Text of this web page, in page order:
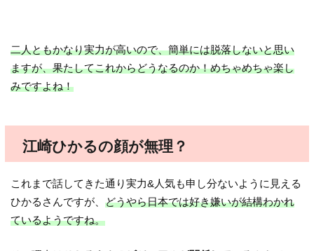
二人ともかなり実力が高いので、簡単には脱落しないと思い
ますが、果たしてこれからどうなるのか！めちゃめちゃ楽し
みですよね！
江崎ひかるの顔が無理？
これまで話してきた通り実力&人気も申し分ないように見える
ひかるさんですが、どうやら日本では好き嫌いが結構わかれ
ているようですね。